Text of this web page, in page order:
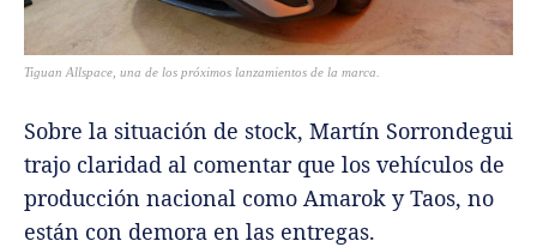
Tiguan Allspace, una de los próximos lanzamientos de la marca.
Sobre la situación de stock, Martín Sorrondegui
trajo claridad al comentar que los vehículos de
producción nacional como Amarok y Taos, no
están con demora en las entregas.